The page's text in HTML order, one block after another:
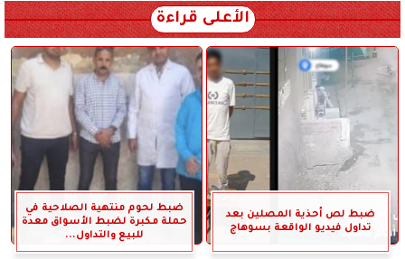
الأعلى قراءة
ضبط لص أحذية المصلين بعد
تداول فيديو الواقعة بسوهاج
ضبط لحوم منتهية الصلاحية في
حملة مكبرة لضبط الأسواق معدة
للبيع والتداول...